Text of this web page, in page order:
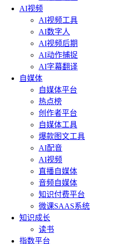
AI视频
AI视频工具
AI数字人
AI视频后期
AI动作捕捉
AI字幕翻译
自媒体
自媒体平台
热点榜
创作者平台
自媒体工具
爆款图文工具
AI配音
AI视频
直播自媒体
音频自媒体
知识付费平台
微课SAAS系统
知识成长
读书
指数平台